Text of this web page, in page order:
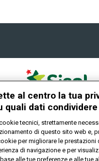
Date
È VIETATO AI MINORI E
DIPENDENZA PATOLOGICA
al centro la tua
quali dati condividere
tecnici, strettamente
di questo sito web e,
per migliorare le prestazioni
di navigazione e per
alle tue preferenze e alle tue